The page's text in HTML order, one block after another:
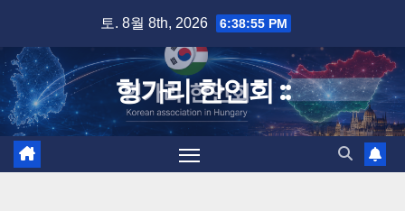
content
토. 8월 8th, 2026 6:38:56 PM
헝가리 한인회 ::